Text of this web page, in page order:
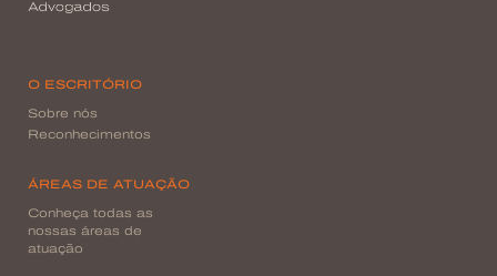
O ESCRITÓRIO
Sobre nós
Reconhecimentos
ÁREAS DE ATUAÇÃO
Conheça todas as
nossas áreas de
atuação